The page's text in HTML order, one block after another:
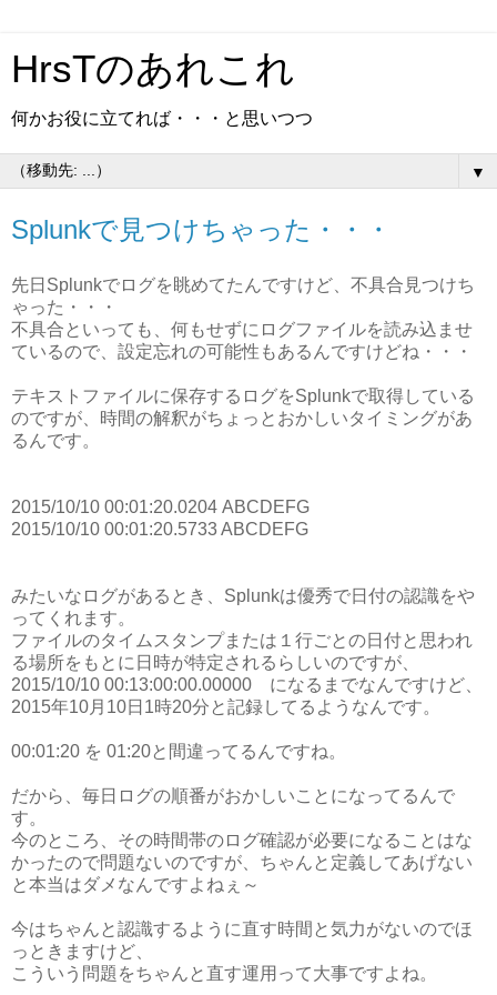
HrsTのあれこれ
何かお役に立てれば・・・と思いつつ
▼
Splunkで見つけちゃった・・・
先日Splunkでログを眺めてたんですけど、不具合見つけち
ゃった・・・
不具合といっても、何もせずにログファイルを読み込ませ
ているので、設定忘れの可能性もあるんですけどね・・・
テキストファイルに保存するログをSplunkで取得している
のですが、時間の解釈がちょっとおかしいタイミングがあ
るんです。
2015/10/10 00:01:20.0204 ABCDEFG
2015/10/10 00:01:20.5733 ABCDEFG
みたいなログがあるとき、Splunkは優秀で日付の認識をや
ってくれます。
ファイルのタイムスタンプまたは１行ごとの日付と思われ
る場所をもとに日時が特定されるらしいのですが、
2015/10/10 00:13:00:00.00000 になるまでなんですけど、
2015年10月10日1時20分と記録してるようなんです。
00:01:20 を 01:20と間違ってるんですね。
だから、毎日ログの順番がおかしいことになってるんで
す。
今のところ、その時間帯のログ確認が必要になることはな
かったので問題ないのですが、ちゃんと定義してあげない
と本当はダメなんですよねぇ～
今はちゃんと認識するように直す時間と気力がないのでほ
っときますけど、
こういう問題をちゃんと直す運用って大事ですよね。